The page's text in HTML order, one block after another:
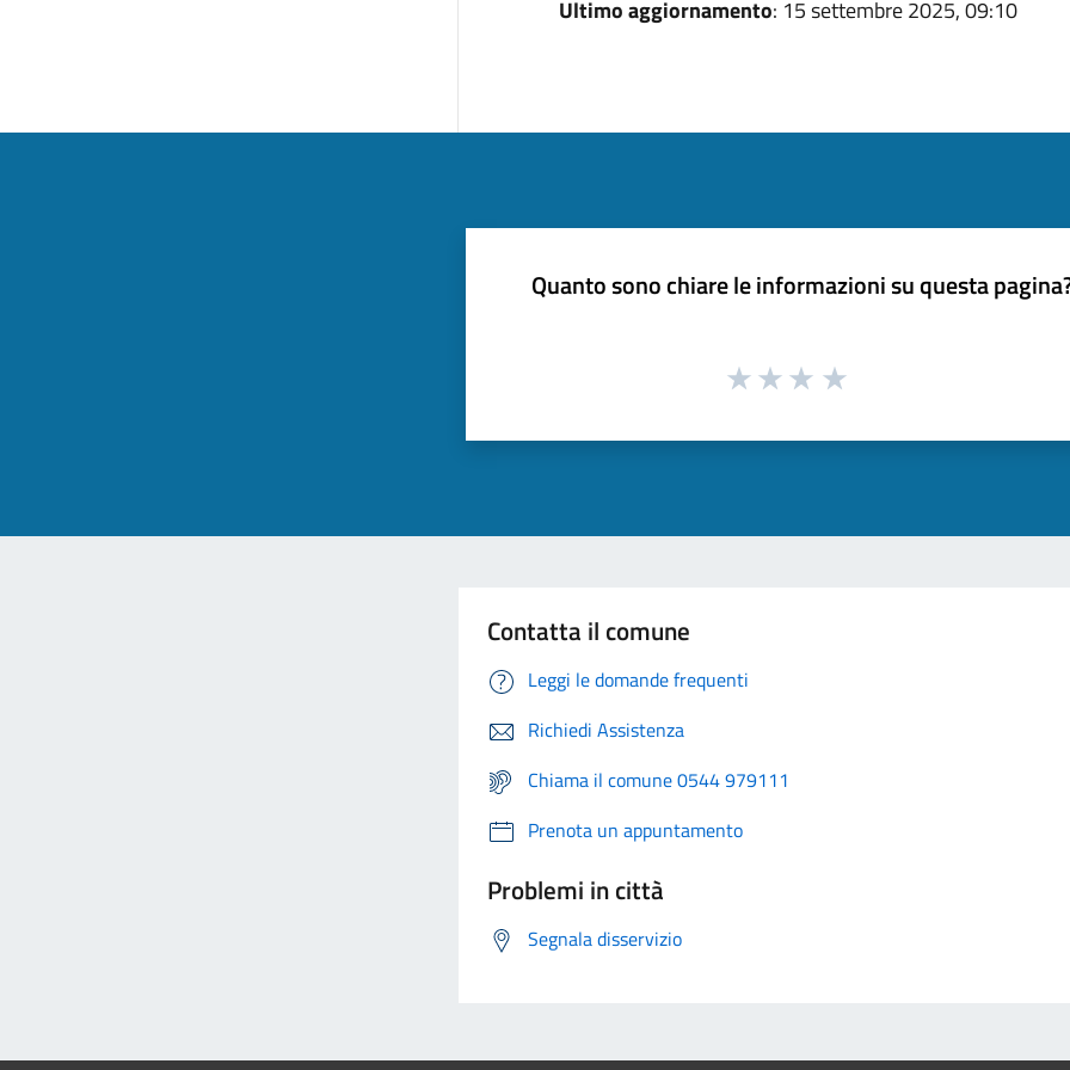
Ultimo aggiornamento: 15 settembre 2025, 09:10
Quanto sono chiare le informazioni su questa
Contatta il comune
Leggi le domande frequenti
Richiedi Assistenza
Chiama il comune 0544 979111
Prenota un appuntamento
Problemi in città
Segnala disservizio